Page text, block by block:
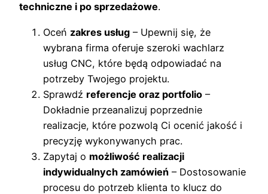
techniczne i po sprzedażowe.
Oceń zakres usług – Upewnij się, że
wybrana firma oferuje szeroki wachlarz
usług CNC, które będą odpowiadać na
potrzeby Twojego projektu.
Sprawdź referencje oraz portfolio –
Dokładnie przeanalizuj poprzednie
realizacje, które pozwolą Ci ocenić jakość i
precyzję wykonywanych prac.
Zapytaj o możliwość realizacji
indywidualnych zamówień – Dostosowanie
procesu do potrzeb klienta to klucz do